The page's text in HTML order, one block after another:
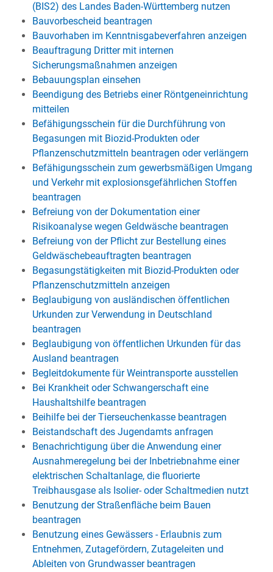
(BIS2) des Landes Baden-Württemberg nutzen
Bauvorbescheid beantragen
Bauvorhaben im Kenntnisgabeverfahren anzeigen
Beauftragung Dritter mit internen
Sicherungsmaßnahmen anzeigen
Bebauungsplan einsehen
Beendigung des Betriebs einer Röntgeneinrichtung
mitteilen
Befähigungsschein für die Durchführung von
Begasungen mit Biozid-Produkten oder
Pflanzenschutzmitteln beantragen oder verlängern
Befähigungsschein zum gewerbsmäßigen Umgang
und Verkehr mit explosionsgefährlichen Stoffen
beantragen
Befreiung von der Dokumentation einer
Risikoanalyse wegen Geldwäsche beantragen
Befreiung von der Pflicht zur Bestellung eines
Geldwäschebeauftragten beantragen
Begasungstätigkeiten mit Biozid-Produkten oder
Pflanzenschutzmitteln anzeigen
Beglaubigung von ausländischen öffentlichen
Urkunden zur Verwendung in Deutschland
beantragen
Beglaubigung von öffentlichen Urkunden für das
Ausland beantragen
Begleitdokumente für Weintransporte ausstellen
Bei Krankheit oder Schwangerschaft eine
Haushaltshilfe beantragen
Beihilfe bei der Tierseuchenkasse beantragen
Beistandschaft des Jugendamts anfragen
Benachrichtigung über die Anwendung einer
Ausnahmeregelung bei der Inbetriebnahme einer
elektrischen Schaltanlage, die fluorierte
Treibhausgase als Isolier- oder Schaltmedien nutzt
Benutzung der Straßenfläche beim Bauen
beantragen
Benutzung eines Gewässers - Erlaubnis zum
Entnehmen, Zutagefördern, Zutageleiten und
Ableiten von Grundwasser beantragen